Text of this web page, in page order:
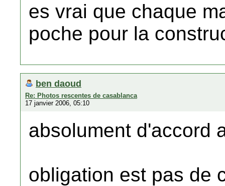
es vrai que chaque
poche pour la
ben daoud
Re: Photos rescentes de casablanca
17 janvier 2006, 05:10
absolument d'accord
obligation est pas de